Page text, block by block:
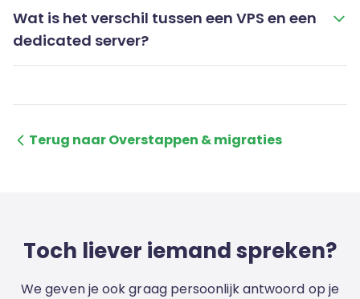
Wat is het verschil tussen een VPS en een
dedicated server?
Terug naar Overstappen & migraties
Toch liever iemand spreken?
We geven je ook graag persoonlijk antwoord op je